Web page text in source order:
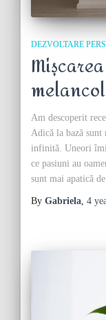
DEZVOLTARE
Am descoperit
Adică la bază
infinită. Uneori îmi
ce pasiuni au
sunt mai apatică
By Gabriela, 4